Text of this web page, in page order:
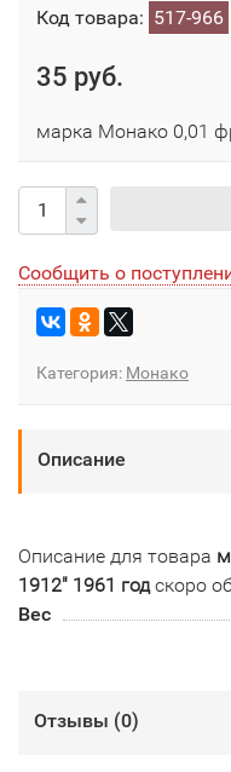
Код товара: 517-966
35 руб.
марка Монако 0,01
Сообщить о
Категория: Монако
Описание
Описание для товара
1912" 1961 годскоро
Вес
Отзывы (0)